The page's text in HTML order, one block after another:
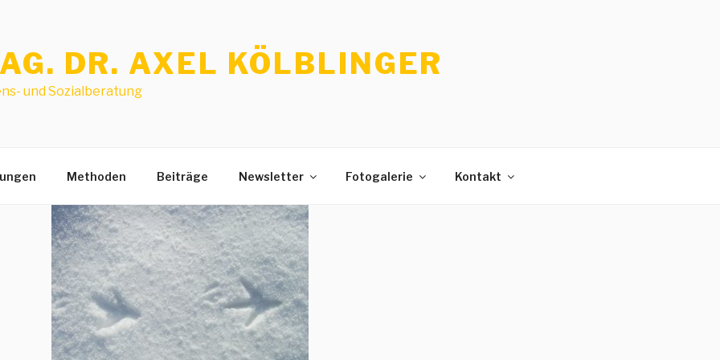
DR. AXEL KÖLBLINGER
und Sozialberatung
Methoden Beiträge Newsletter Fotogalerie Kontakt